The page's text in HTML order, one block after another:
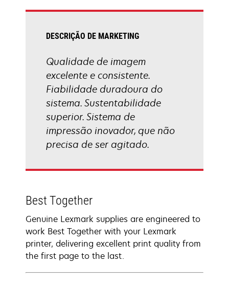
DESCRIÇÃO DE MARKETING
Qualidade de imagem
excelente e consistente.
Fiabilidade duradoura do
sistema. Sustentabilidade
superior. Sistema de
impressão inovador, que não
precisa de ser agitado.
Best Together
Genuine Lexmark supplies are engineered to
work Best Together with your Lexmark
printer, delivering excellent print quality from
the first page to the last.